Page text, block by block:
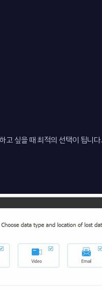
고 싶을 때 최적의 선택이 됩니다.